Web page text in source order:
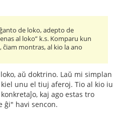
de loko, adepto de
al loko” k.s. Komparu kun
ĉiam montras, al kio la ano
aŭ doktrino. Laŭ mi simplan
unu el tiuj aferoj. Tio al kio iu
kaj ago estas tro
ĝi" havi sencon.